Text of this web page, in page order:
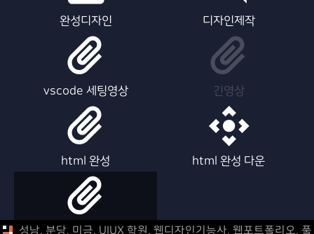
완성디자인 디자인제작
vscode 세팅영상 긴영상
html 완성 html 완성 다운
html 제작영상
성남, 분당, 미금, UIUX 학원, 웹디자인기능사, 웹포트폴리오, 풀